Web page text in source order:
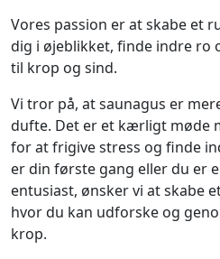
Vores passion er at skabe et
dig i øjeblikket, finde indre ro
til krop og sind.
Vi tror på, at saunagus er
dufte. Det er et kærligt møde
for at frigive stress og finde
er din første gang eller du er
entusiast, ønsker vi at skabe
hvor du kan udforske og
krop.